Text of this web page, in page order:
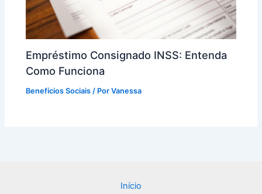
Empréstimo Consignado INSS: Entenda
Como Funciona
Benefícios Sociais / PorVanessa
Início